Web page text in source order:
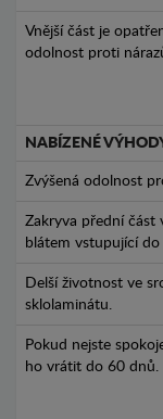
Vnější část je
odolnost proti
NABÍZENÉ
Zvýšená odolnost
Zakryva přední část
blátem vstupující
Delší životnost ve
sklolaminátu.
Pokud nejste
ho vrátit do 60 dnů.